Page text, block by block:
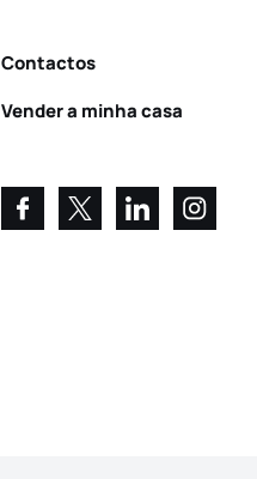
Contactos
Vender a minha casa